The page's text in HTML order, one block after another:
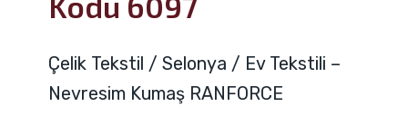
Çelik Tekstil / Selonya / Ev Tekstili –
Nevresim Kumaş RANFORCE